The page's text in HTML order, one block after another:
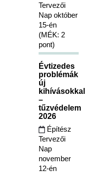
Tervezői
Nap október
15-én
(MÉK: 2
pont)
Évtizedes
problémák
új
kihívásokkal
–
tűzvédelem
2026
Építész
Tervezői
Nap
november
12-én